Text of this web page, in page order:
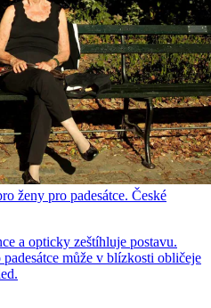
ženy pro padesátce. České
a opticky zeštíhluje postavu.
může v blízkosti obličeje